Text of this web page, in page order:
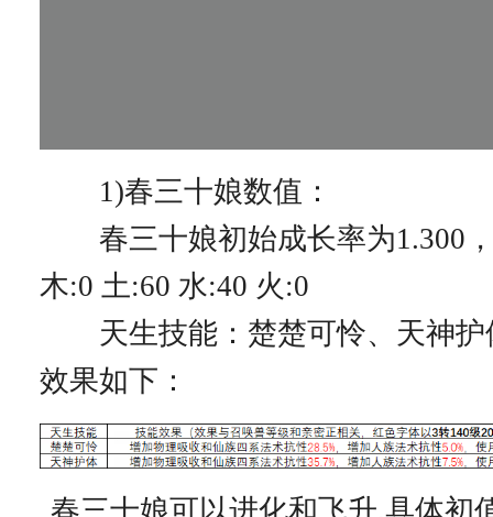
1)春三十娘数值：
春三十娘初始成长率为1.300
木:0 土:60 水:40 火:0
天生技能：楚楚可怜、天神护
效果如下：